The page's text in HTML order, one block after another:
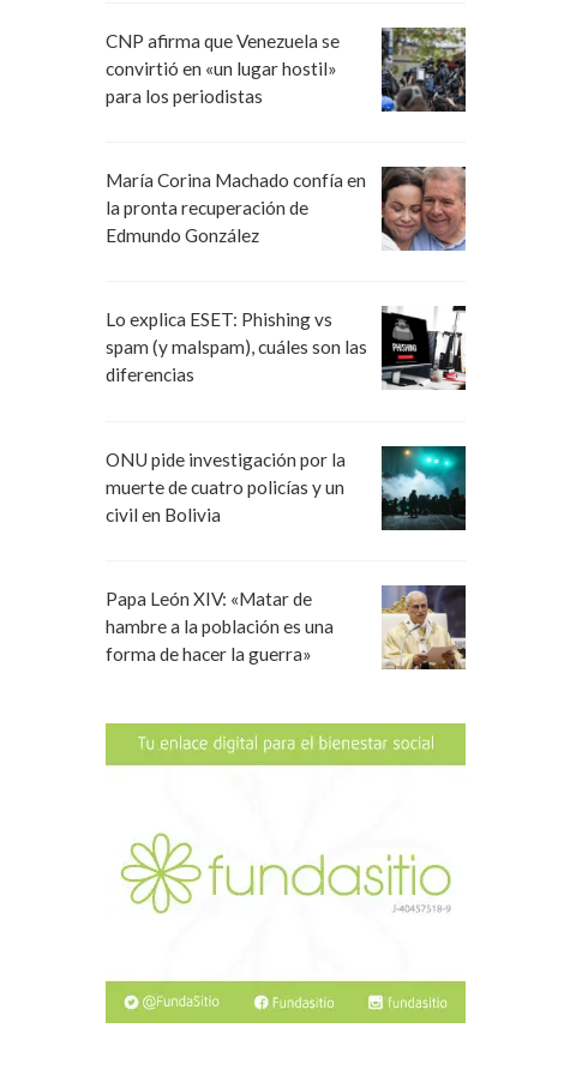
CNP afirma que Venezuela se
convirtió en «un lugar hostil»
para los periodistas
María Corina Machado confía en
la pronta recuperación de
Edmundo González
Lo explica ESET: Phishing vs
spam (y malspam), cuáles son las
diferencias
ONU pide investigación por la
muerte de cuatro policías y un
civil en Bolivia
Papa León XIV: «Matar de
hambre a la población es una
forma de hacer la guerra»